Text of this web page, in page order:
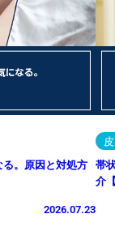
。原因と対処方
2026.07.23
帯
介